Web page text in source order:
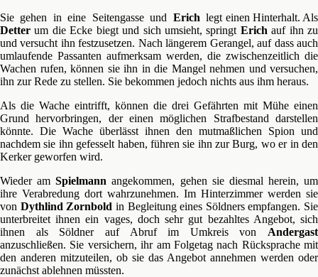
Sie gehen in eine Seitengasse und Erichlegt einen Hinterhalt. Als
Detter um die Ecke biegt und sich umsieht, springt Erich auf ihn zu
und versucht ihn festzusetzen. Nach längerem Gerangel, auf dass auch
umlaufende Passanten aufmerksam werden, die zwischenzeitlich die
Wachen rufen, können sie ihn in die Mangel nehmen und versuchen,
ihn zur Rede zu stellen. Sie bekommen jedoch nichts aus ihm heraus.
Als die Wache eintrifft, können die drei Gefährten mit Mühe einen
Grund hervorbringen, der einen möglichen Strafbestand darstellen
könnte. Die Wache überlässt ihnen den mutmaßlichen Spion und
nachdem sie ihn gefesselt haben, führen sie ihn zur Burg, wo er in den
Kerker geworfen wird.
Wieder amSpielmann angekommen, gehen sie diesmal herein, um
ihre Verabredung dort wahrzunehmen. Im Hinterzimmer werden sie
von Dythlind Zornbold in Begleitung eines Söldners empfangen. Sie
unterbreitet ihnen ein vages, doch sehr gut bezahltes Angebot, sich
ihnen als Söldner auf Abruf im Umkreis von Andergast
anzuschließen. Sie versichern, ihr am Folgetag nach Rücksprache mit
den anderen mitzuteilen, ob sie das Angebot annehmen werden oder
zunächst ablehnen müssten.